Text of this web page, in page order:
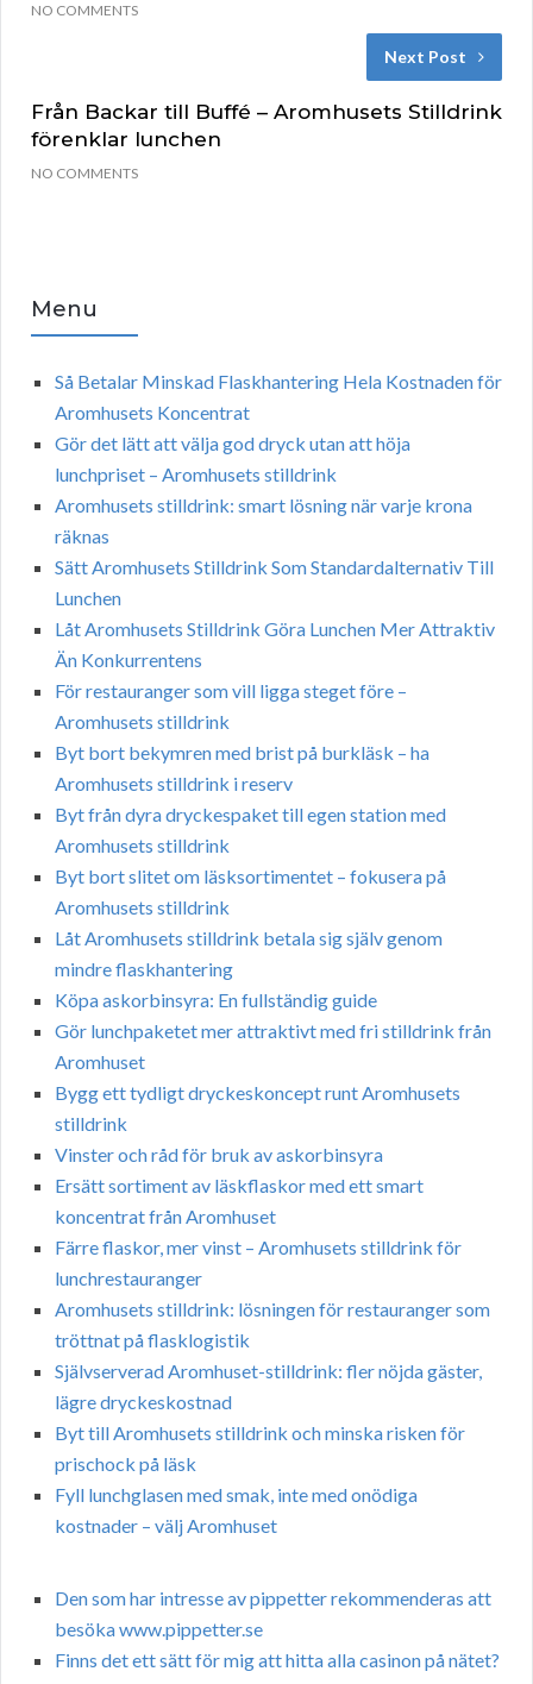
NO COMMENTS
Next Post
Från Backar till Buffé – Aromhusets Stilldrink
förenklar lunchen
NO COMMENTS
Menu
Så Betalar Minskad Flaskhantering Hela Kostnaden för
Aromhusets Koncentrat
Gör det lätt att välja god dryck utan att höja
lunchpriset – Aromhusets stilldrink
Aromhusets stilldrink: smart lösning när varje krona
räknas
Sätt Aromhusets Stilldrink Som Standardalternativ Till
Lunchen
Låt Aromhusets Stilldrink Göra Lunchen Mer Attraktiv
Än Konkurrentens
För restauranger som vill ligga steget före –
Aromhusets stilldrink
Byt bort bekymren med brist på burkläsk – ha
Aromhusets stilldrink i reserv
Byt från dyra dryckespaket till egen station med
Aromhusets stilldrink
Byt bort slitet om läsksortimentet – fokusera på
Aromhusets stilldrink
Låt Aromhusets stilldrink betala sig själv genom
mindre flaskhantering
Köpa askorbinsyra: En fullständig guide
Gör lunchpaketet mer attraktivt med fri stilldrink från
Aromhuset
Bygg ett tydligt dryckeskoncept runt Aromhusets
stilldrink
Vinster och råd för bruk av askorbinsyra
Ersätt sortiment av läskflaskor med ett smart
koncentrat från Aromhuset
Färre flaskor, mer vinst – Aromhusets stilldrink för
lunchrestauranger
Aromhusets stilldrink: lösningen för restauranger som
tröttnat på flasklogistik
Självserverad Aromhuset-stilldrink: fler nöjda gäster,
lägre dryckeskostnad
Byt till Aromhusets stilldrink och minska risken för
prischock på läsk
Fyll lunchglasen med smak, inte med onödiga
kostnader – välj Aromhuset
Den som har intresse av pippetter rekommenderas att
besöka www.pippetter.se
Finns det ett sätt för mig att hitta alla casinon på nätet?